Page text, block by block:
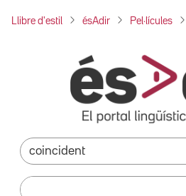
Llibre d'estil ésAdir Pel·lícules